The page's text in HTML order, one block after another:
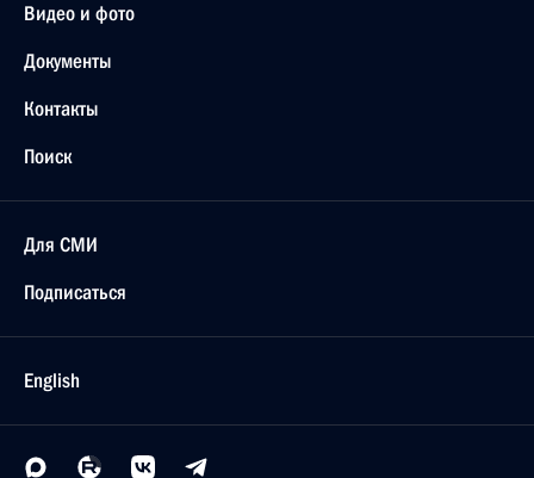
Видео и фото
Документы
Контакты
Поиск
Для СМИ
Подписаться
English